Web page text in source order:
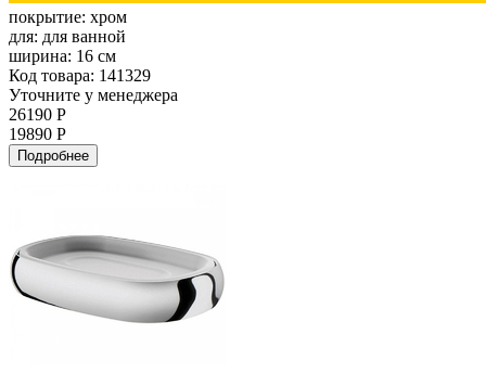
покрытие: хром
для: для ванной
ширина: 16 см
Код товара: 141329
Уточните у менеджера
26190 Р
19890 Р
Подробнее